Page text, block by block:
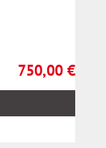
Regulärer Preis:
750,00 €